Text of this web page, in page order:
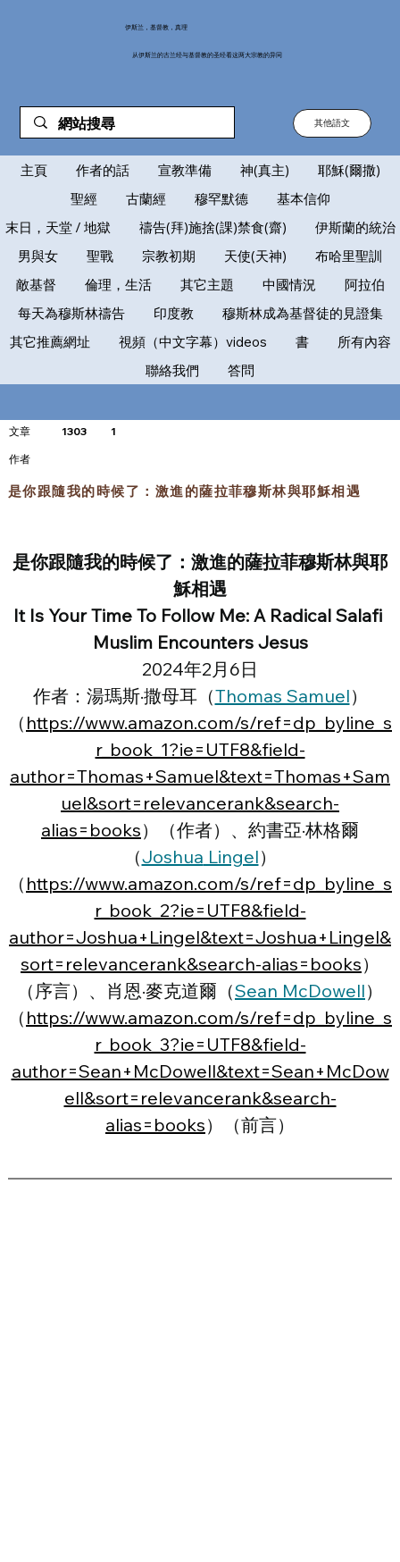
伊斯兰，基督教，真理
从伊斯兰的古兰经与基督教的圣经看这两大宗教的异同
其他語文
主頁 作者的話 宣教準備 神(真主)
耶穌(爾撒)
聖經
古蘭經 穆罕默德
基本信仰
末日，天堂 / 地獄
禱告(拜)施捨(課)禁食(齋)
伊斯蘭的統治
男與女
聖戰 宗教初期 天使(天神)
布哈里聖訓
敵基督
倫理，生活 其它主題 中國情況
阿拉伯
每天為穆斯林禱告
印度教
穆斯林成為基督徒的見證集
其它推薦網址
視頻（中文字幕）videos 書
所有內容
聯絡我們
答問
文章 1303 1
​作者
是你跟隨我的時候了：激進的薩拉菲穆斯林與耶穌相遇
是你跟隨我的時候了：激進的薩拉菲穆斯林與耶
穌相遇
It Is Your Time To Follow Me: A Radical Salafi
Muslim Encounters Jesus
2024年2月6日
作者：湯瑪斯·撒母耳（Thomas Samuel）
（ https://www.amazon.com/s/ref=dp_byline_s
r_book_1?ie=UTF8&field-
author=Thomas+Samuel&text=Thomas+Sam
uel&sort=relevancerank&search-
alias=books）（作者）、約書亞·林格爾
（Joshua Lingel）
（ https://www.amazon.com/s/ref=dp_byline_s
r_book_2?ie=UTF8&field-
author=Joshua+Lingel&text=Joshua+Lingel&
sort=relevancerank&search-alias=books）
（序言）、肖恩·麥克道爾（Sean McDowell）
（ https://www.amazon.com/s/ref=dp_byline_s
r_book_3?ie=UTF8&field-
author=Sean+McDowell&text=Sean+McDow
ell&sort=relevancerank&search-
alias=books）（前言）